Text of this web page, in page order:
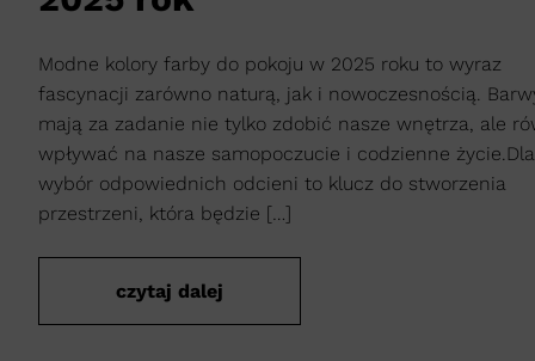
Modne kolory farby do pokoju w 2025 roku to wyraz
fascynacji zarówno naturą, jak i nowoczesnością.
mają za zadanie nie tylko zdobić nasze wnętrza, ale
wpływać na nasze samopoczucie i codzienne
wybór odpowiednich odcieni to klucz do stworzenia
przestrzeni, która będzie […]
czytaj dalej